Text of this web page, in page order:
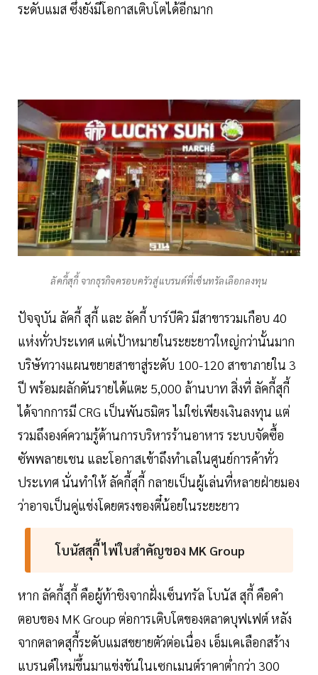
ระดับแมส ซึ่งยังมีโอกาสเติบโตได้อีกมาก
ลัคกี้สุกี้ จากธุรกิจครอบครัวสู่แบรนด์ที่เซ็นทรัลเลือกลงทุน
ปัจจุบัน ลัคกี้ สุกี้ และ ลัคกี้ บาร์บีคิว มีสาขารวมเกือบ 40
แห่งทั่วประเทศ แต่เป้าหมายในระยะยาวใหญ่กว่านั้นมาก
บริษัทวางแผนขยายสาขาสู่ระดับ 100-120 สาขาภายใน 3
ปี พร้อมผลักดันรายได้แตะ 5,000 ล้านบาท สิ่งที่ ลัคกี้สุกี้
ได้จากการมี CRG เป็นพันธมิตร ไม่ใช่เพียงเงินลงทุน แต่
รวมถึงองค์ความรู้ด้านการบริหารร้านอาหาร ระบบจัดซื้อ
ซัพพลายเชน และโอกาสเข้าถึงทำเลในศูนย์การค้าทั่ว
ประเทศ นั่นทำให้ ลัคกี้สุกี้ กลายเป็นผู้เล่นที่หลายฝ่ายมอง
ว่าอาจเป็นคู่แข่งโดยตรงของตี๋น้อยในระยะยาว
โบนัสสุกี้ ไพ่ใบสำคัญของ MK Group
หาก ลัคกี้สุกี้ คือผู้ท้าชิงจากฝั่งเซ็นทรัล โบนัส สุกี้ คือคำ
ตอบของ MK Group ต่อการเติบโตของตลาดบุฟเฟต์ หลัง
จากตลาดสุกี้ระดับแมสขยายตัวต่อเนื่อง เอ็มเคเลือกสร้าง
แบรนด์ใหม่ขึ้นมาแข่งขันในเซกเมนต์ราคาต่ำกว่า 300